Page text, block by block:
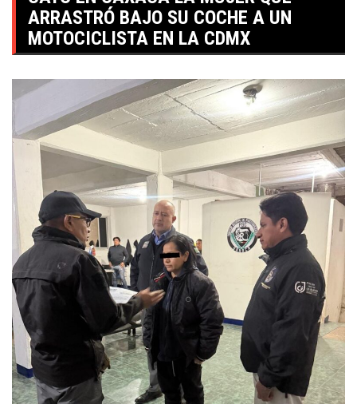
ARRASTRÓ BAJO SU COCHE A UN
MOTOCICLISTA EN LA CDMX